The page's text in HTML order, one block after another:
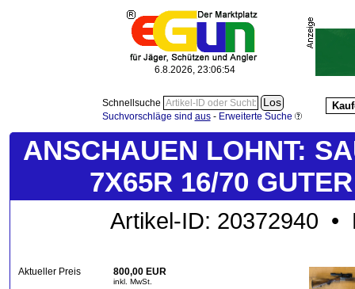
6.8.2026, 23:06:55
Schnellsuche
Suchvorschläge sind aus- Erweiterte Suche
ANSCHAUEN LOHNT:
7X65R 16/70
Artikel-ID: 20372940 •
Aktueller Preis 800,00 EUR
inkl. MwSt.